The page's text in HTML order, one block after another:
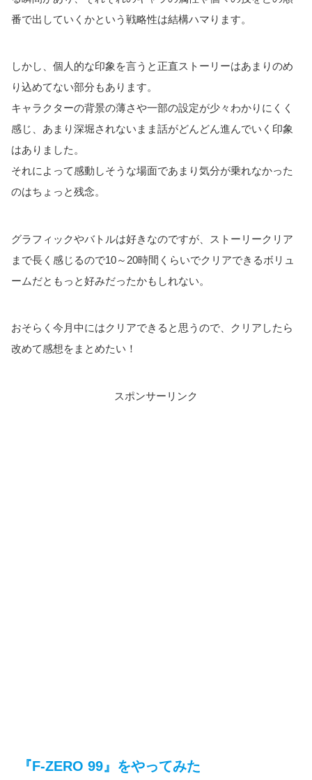
番で出していくかという戦略性は結構ハマります。
しかし、個人的な印象を言うと正直ストーリーはあまりのめ
り込めてない部分もあります。
キャラクターの背景の薄さや一部の設定が少々わかりにくく
感じ、あまり深堀されないまま話がどんどん進んでいく印象
はありました。
それによって感動しそうな場面であまり気分が乗れなかった
のはちょっと残念。
グラフィックやバトルは好きなのですが、ストーリークリア
まで長く感じるので10～20時間くらいでクリアできるボリュ
ームだともっと好みだったかもしれない。
おそらく今月中にはクリアできると思うので、クリアしたら
改めて感想をまとめたい！
スポンサーリンク
『F-ZERO 99』をやってみた